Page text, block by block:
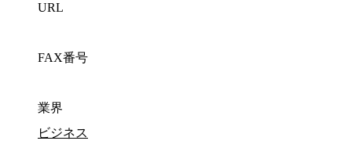
URL
FAX番号
業界
ビジネス